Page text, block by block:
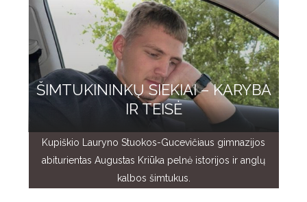
ŠIMTUKININKŲ SIEKIAI – KARYBA
IR TEISĖ
Kupiškio Lauryno Stuokos-Gucevičiaus gimnazijos
abiturientas Augustas Kriūka pelnė istorijos ir anglų
kalbos šimtukus.